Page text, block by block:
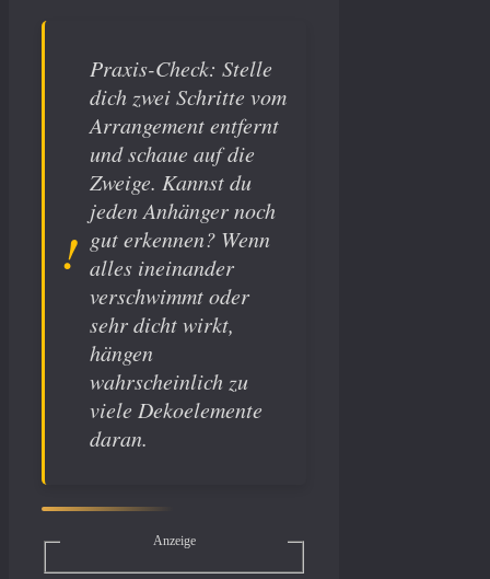
Praxis-Check: Stelle
dich zwei Schritte vom
Arrangement entfernt
und schaue auf die
Zweige. Kannst du
jeden Anhänger noch
gut erkennen? Wenn
alles ineinander
verschwimmt oder
sehr dicht wirkt,
hängen
wahrscheinlich zu
viele Dekoelemente
daran.
Anzeige